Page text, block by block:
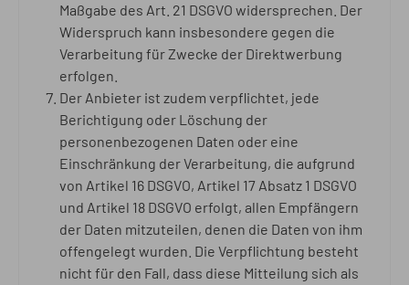
Maßgabe des Art. 21 DSGVO widersprechen. Der
Widerspruch kann insbesondere gegen die
Verarbeitung für Zwecke der Direktwerbung
erfolgen.
Der Anbieter ist zudem verpflichtet, jede
Berichtigung oder Löschung der
personenbezogenen Daten oder eine
Einschränkung der Verarbeitung, die aufgrund
von Artikel 16 DSGVO, Artikel 17 Absatz 1 DSGVO
und Artikel 18 DSGVO erfolgt, allen Empfängern
der Daten mitzuteilen, denen die Daten von ihm
offengelegt wurden. Die Verpflichtung besteht
nicht für den Fall, dass diese Mitteilung sich als